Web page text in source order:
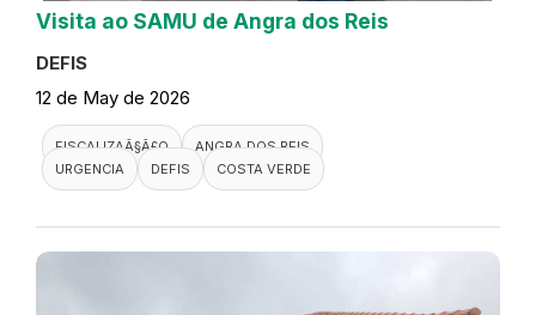
Visita ao SAMU de Angra dos Reis
DEFIS
12 de May de 2026
FISCALIZAÃ§Ã£O
ANGRA DOS REIS
URGENCIA
DEFIS COSTA VERDE